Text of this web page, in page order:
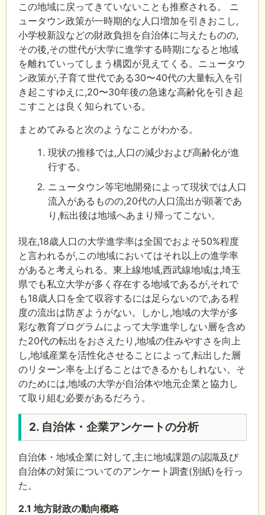
この地域に戻ってきていないことも推察される。 ニ
ュータウン政策が一時期的な人口増加を引きおこし,
小学校新設などの財政負担を自治体に与えたものの,
その後,その世代が大学に進学する時期になると地域
を離れていってしまう構図が見えてくる。ニュータウ
ン政策が,子育て世代である30〜40代の大量転入を引
き起こすゆえに,20〜30年後の急速な高齢化を引き起
こすことは良く知られている。
まとめてみると次のようなことがわかる。
現状の推移では,人口の減少および高齢化が進
行する。
ニュータウン等宅地開発によって現状では人口
流入があるものの,20代の人口流出が顕著であ
り,転出後は地域へあまり帰ってこない。
現在,18歳人口の大学進学率は全国でおよそ50%程度
と言われるが,この地域においてはそれ以上の進学率
があると考えられる。東上線地域,西武線地域は,埼玉
県でも私立大学が多く存在する地域であるが,それで
も18歳人口を全て収容するには足らないので,ある程
度の流出は防ぎようがない。しかし,地域の大学が多
彩な教育プログラムによって大学進学しない層を含め
た20代の転出をおさえたり,地域の住みやすさを向上
し,地域産業を活性化させることによって,転出した層
のリターン率を上げることはできるかもしれない。そ
のためには,地域の大学が自治体や地元企業と協力し
て取り組む必要があるだろう。
2. 自治体・企業アンケートの分析
自治体・地域企業に対して,主に地域課題の認識及び
自治体の対策についてのアンケート調査(別紙)を行っ
た。
2.1 地方財政の動向概略